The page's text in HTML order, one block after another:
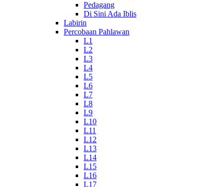
Pedagang
Di Sini Ada Iblis
Labirin
Percobaan Pahlawan
L1
L2
L3
L4
L5
L6
L7
L8
L9
L10
L11
L12
L13
L14
L15
L16
L17